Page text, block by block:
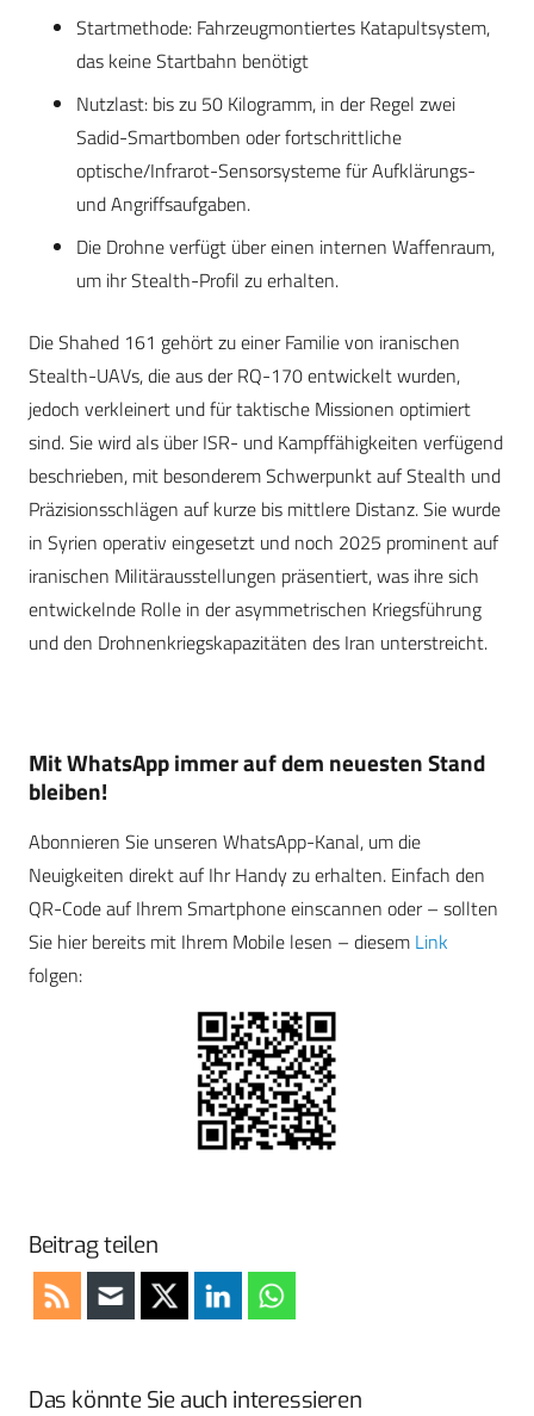
Startmethode: Fahrzeugmontiertes Katapultsystem,
das keine Startbahn benötigt
Nutzlast: bis zu 50 Kilogramm, in der Regel zwei
Sadid-Smartbomben oder fortschrittliche
optische/Infrarot-Sensorsysteme für Aufklärungs-
und Angriffsaufgaben.
Die Drohne verfügt über einen internen Waffenraum,
um ihr Stealth-Profil zu erhalten.
Die Shahed 161 gehört zu einer Familie von iranischen
Stealth-UAVs, die aus der RQ-170 entwickelt wurden,
jedoch verkleinert und für taktische Missionen optimiert
sind. Sie wird als über ISR- und Kampffähigkeiten verfügend
beschrieben, mit besonderem Schwerpunkt auf Stealth und
Präzisionsschlägen auf kurze bis mittlere Distanz. Sie wurde
in Syrien operativ eingesetzt und noch 2025 prominent auf
iranischen Militärausstellungen präsentiert, was ihre sich
entwickelnde Rolle in der asymmetrischen Kriegsführung
und den Drohnenkriegskapazitäten des Iran unterstreicht.
Mit WhatsApp immer auf dem neuesten Stand
bleiben!
Abonnieren Sie unseren WhatsApp-Kanal, um die
Neuigkeiten direkt auf Ihr Handy zu erhalten. Einfach den
QR-Code auf Ihrem Smartphone einscannen oder – sollten
Sie hier bereits mit Ihrem Mobile lesen – diesem Link
folgen:
Beitrag teilen
Das könnte Sie auch interessieren